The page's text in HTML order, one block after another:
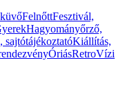
FelnőttFesztivál,
Hagyományőrző,
sajtótájékoztatóKiállítás,
ÓriásRetroVízi